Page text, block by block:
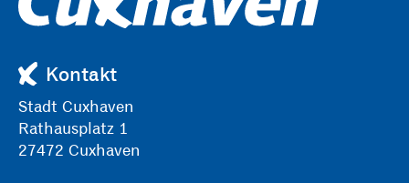
Kontakt
Stadt Cuxhaven
Rathausplatz 1
27472 Cuxhaven